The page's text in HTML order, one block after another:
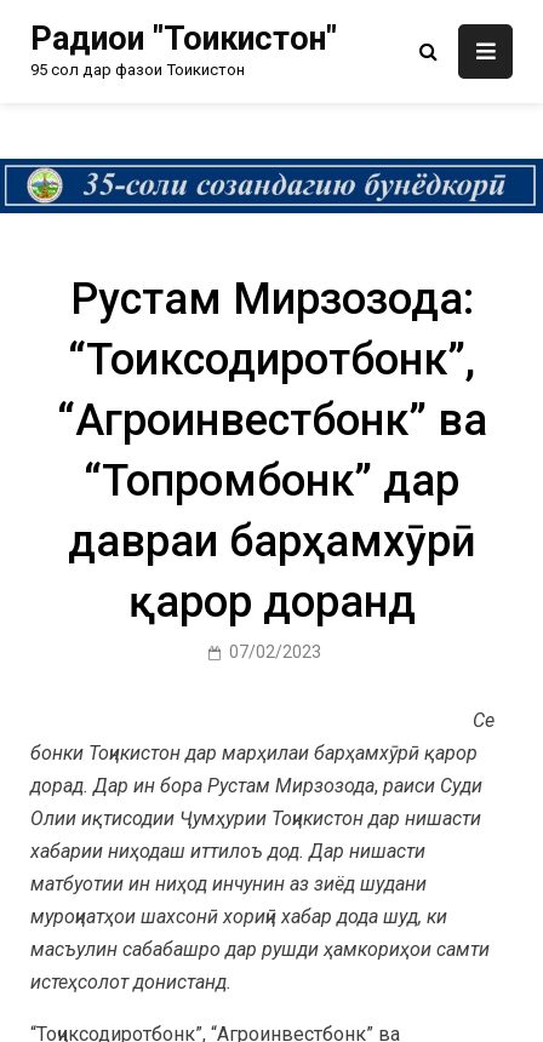
Радиои "Тоҷикистон"
95 сол дар фазои Тоҷикистон
Рустам Мирзозода:
“Тоҷиксодиротбонк”,
“Агроинвестбонк” ва
“Тоҷпромбонк” дар
давраи барҳамхӯрӣ
қарор доранд
07/02/2023
Се
бонки Тоҷикистон дар марҳилаи барҳамхӯрӣ қарор
дорад. Дар ин бора Рустам Мирзозода, раиси Суди
Олии иқтисодии Ҷумҳурии Тоҷикистон дар нишасти
хабарии ниҳодаш иттилоъ дод. Дар нишасти
матбуотии ин ниҳод инчунин аз зиёд шудани
муроҷиатҳои шахсонӣ хориҷӣ хабар дода шуд, ки
масъулин сабабашро дар рушди ҳамкориҳои самти
истеҳсолот донистанд.
“Тоҷиксодиротбонк”, “Агроинвестбонк” ва